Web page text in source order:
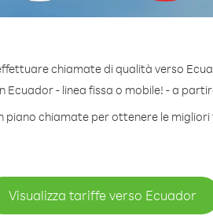
chiamate di qualità verso
Ecuador - linea fissa o mobile! - a
chiamate per ottenere le
Visualizza tariffe verso Ecuador